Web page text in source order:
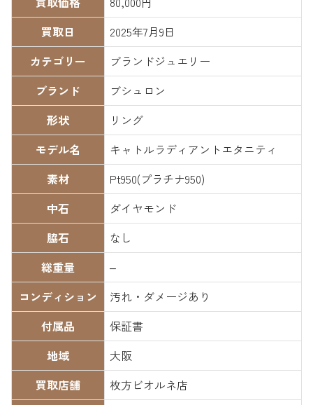
買取日
2025年7月9日
カテゴリー
ブランドジュエリー
ブランド
ブシュロン
形状
リング
モデル名
キャトルラディアントエタニティ
素材
Pt950(プラチナ950)
中石
ダイヤモンド
脇石
なし
総重量
–
コンディション
汚れ・ダメージあり
付属品
保証書
地域
大阪
買取店舗
枚方ビオルネ店